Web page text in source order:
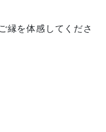
縁を体感してくださ